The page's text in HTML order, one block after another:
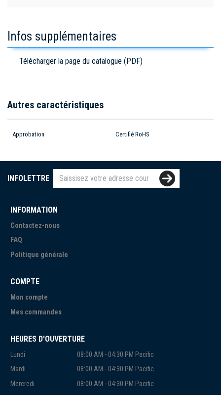
Infos supplémentaires
Télécharger la page du catalogue (PDF)
Autres caractéristiques
Approbation Certifié RoHS
INFOLETTRE
INFORMATION
Contactez-nous
FAQ
Politique générale
COMPTE
Mon compte
Mes commandes
HEURES D'OUVERTURE
Lundi
08:00 AM - 04:30 PM Pacific
Mardi
08:00 AM - 04:30 PM Pacific
Mercredi
08:00 AM - 04:30 PM Pacific